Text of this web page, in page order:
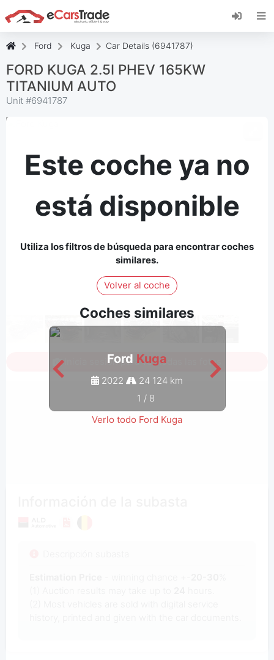
Instala la aplicación web de eCarsTrade,
añádela a tu pantalla de inicio y recibe
Ford Kuga Car Details (6941787)
FORD KUGA 2.5I PHEV 165KW
TITANIUM AUTO
Unit #6941787
Este coche ya no
está disponible
Utiliza los filtros de búsqueda para encontrar coches
similares.
Volver al coche
Coches similares
Ford Kuga
2022
24 124 km
1 / 8
Verlo todo Ford Kuga
Inicia sesión para ver todas las fotos